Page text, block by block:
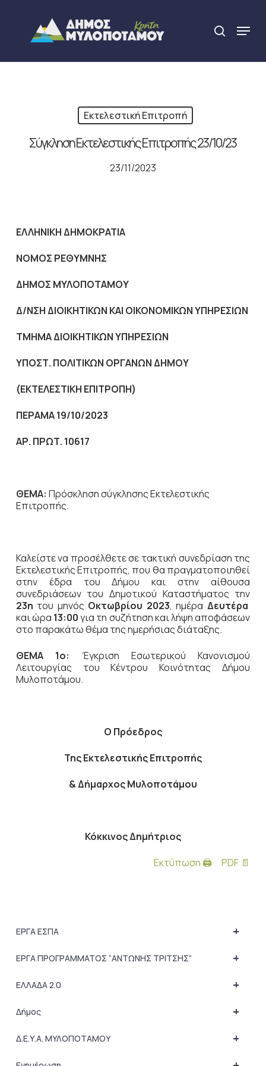
content
search
Menu
Εκτελεστική Επιτροπή
Σύγκληση Εκτελεστικής Επιτροπής 23/10/23
23/11/2023
ΕΛΛΗΝΙΚΗ ΔΗΜΟΚΡΑΤΙΑ
NOMOΣ ΡΕΘΥΜΝΗΣ
ΔΗΜΟΣ ΜΥΛΟΠΟΤΑΜΟΥ
Δ/ΝΣΗ ΔΙΟΙΚΗΤΙΚΩΝ ΚΑΙ ΟΙΚΟΝΟΜΙΚΩΝ ΥΠΗΡΕΣΙΩΝ
ΤΜΗΜΑ ΔΙΟΙΚΗΤΙΚΩΝ ΥΠΗΡΕΣΙΩΝ
ΥΠΟΣΤ. ΠΟΛΙΤΙΚΩΝ ΟΡΓΑΝΩΝ ΔΗΜΟΥ
(ΕΚΤΕΛΕΣΤΙΚΗ ΕΠΙΤΡΟΠΗ)
ΠΕΡΑΜΑ 19/10/2023
ΑΡ. ΠΡΩΤ. 10617
ΘΕΜΑ: Πρόσκληση σύγκλησης Εκτελεστικής
Επιτροπής.
Καλείστε να προσέλθετε σε τακτική συνεδρίαση της
Εκτελεστικής Επιτροπής, που θα πραγματοποιηθεί
στην έδρα του Δήμου και στην αίθουσα
συνεδριάσεων του Δημοτικού Καταστήματος την
23η του μηνός Οκτωβρίου 2023, ημέρα Δευτέρα
και ώρα 13:00για τη συζήτησηκαι λήψη αποφάσεων
στο παρακάτω θέμα της ημερήσιας διάταξης.
ΘΕΜΑ 1ο: Έγκριση Εσωτερικού Κανονισμού
Λειτουργίας του Κέντρου Κοινότητας Δήμου
Μυλοποτάμου.
Ο Πρόεδρος
Της Εκτελεστικής Επιτροπής
& Δήμαρχος Μυλοποτάμου
Κόκκινος Δημήτριος
Εκτύπωση 🖨
PDF 📄
+
ΕΡΓΑ ΕΣΠΑ
+
ΕΡΓΑ ΠΡΟΓΡΑΜΜΑΤΟΣ “ΑΝΤΩΝΗΣ ΤΡΙΤΣΗΣ”
+
ΕΛΛΑΔΑ 2.0
+
Δήμος
+
Δ.Ε.Υ.Α. ΜΥΛΟΠΟΤΑΜΟΥ
Close